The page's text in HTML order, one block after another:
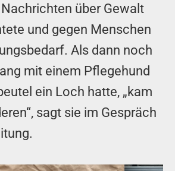
über Gewalt
und gegen Menschen
Als dann noch
mit einem Pflegehund
ein Loch hatte, „kam
sagt sie im Gespräch